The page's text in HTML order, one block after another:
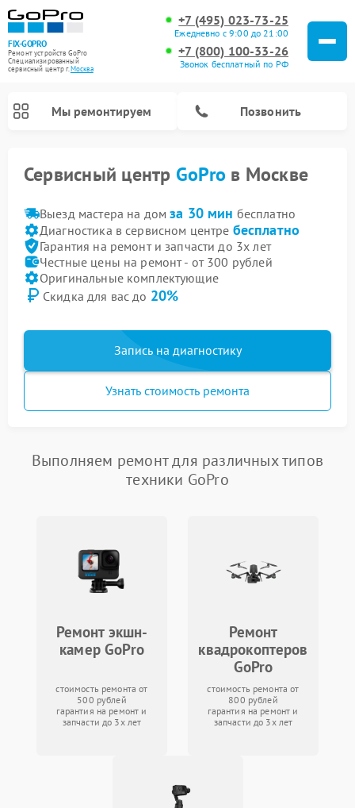
FIX-GOPRO
Ремонт устройств GoPro
Специализированный
cервисный центр г.Москва
+7 (495) 023-73-25
Ежедневно с 9:00 до 21:00
+7 (800) 100-33-26
Звонок бесплатный по РФ
Мы ремонтируем Позвонить
Сервисный центр GoPro в Москве
Выезд мастера на домза 30 мин бесплатно
Диагностика в сервисном центре бесплатно
Гарантия на ремонт и запчасти до 3х лет
Честные цены на ремонт - от 300 рублей
Оригинальные комплектующие
Скидка для вас до 20%
Запись на диагностику
Узнать стоимость ремонта
Выполняем ремонт для различных типов
техники GoPro
Ремонт экшн-
камер GoPro
стоимость ремонта от
500 рублей
гарантия на ремонт и
запчасти до 3х лет
Ремонт
квадрокоптеров
GoPro
стоимость ремонта от
800 рублей
гарантия на ремонт и
запчасти до 3х лет